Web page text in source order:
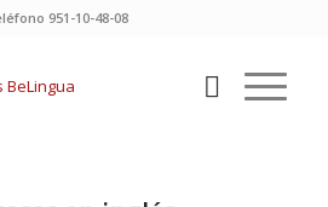
951-10-48-08